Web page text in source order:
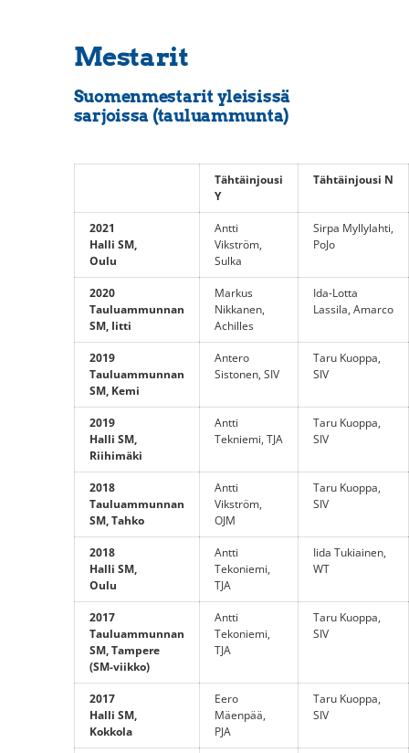
Mestarit
Suomenmestarit yleisissä
sarjoissa (tauluammunta)
Tähtäinjousi
Y
Tähtäinjousi N
2021
Halli SM,
Oulu
Antti
Vikström,
Sulka
Sirpa Myllylahti,
PoJo
2020
Tauluammunnan
SM, Iitti
Markus
Nikkanen,
Achilles
Ida-Lotta
Lassila, Amarco
2019
Tauluammunnan
SM, Kemi
Antero
Sistonen, SIV
Taru Kuoppa,
SIV
2019
Halli SM,
Riihimäki
Antti
Tekniemi, TJA
Taru Kuoppa,
SIV
2018
Tauluammunnan
SM, Tahko
Antti
Vikström,
OJM
Taru Kuoppa,
SIV
2018
Halli SM,
Oulu
Antti
Tekoniemi,
TJA
Iida Tukiainen,
WT
2017
Tauluammunnan
SM, Tampere
(SM-viikko)
Antti
Tekoniemi,
TJA
Taru Kuoppa,
SIV
2017
Halli SM,
Kokkola
Eero
Mäenpää,
PJA
Taru Kuoppa,
SIV